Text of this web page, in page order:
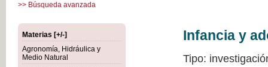
>> Búsqueda avanzada
Materias [+/-]
Agronomía, Hidráulica y
Medio Natural
Infancia y
Tipo: